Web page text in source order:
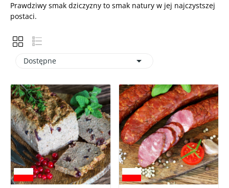
Prawdziwy smak dziczyzny to smak natury w jej najczystszej
postaci.
Dostępne 